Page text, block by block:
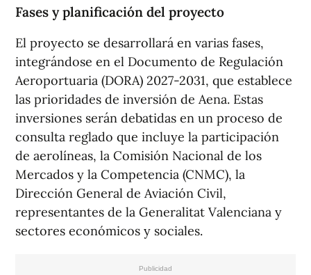
Fases y planificación del proyecto
El proyecto se desarrollará en varias fases,
integrándose en el Documento de Regulación
Aeroportuaria (DORA) 2027-2031, que establece
las prioridades de inversión de Aena. Estas
inversiones serán debatidas en un proceso de
consulta reglado que incluye la participación
de aerolíneas, la Comisión Nacional de los
Mercados y la Competencia (CNMC), la
Dirección General de Aviación Civil,
representantes de la Generalitat Valenciana y
sectores económicos y sociales.